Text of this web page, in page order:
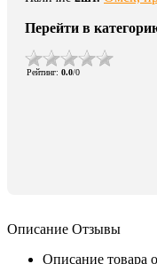
Перейти в
Рейтинг: 0.0/0
Описание Отзывы
Описание товара